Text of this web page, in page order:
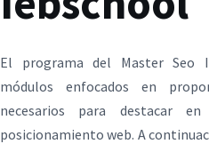
El programa del Master Seo
módulos enfocados en
necesarios para destacar
posicionamiento web. A